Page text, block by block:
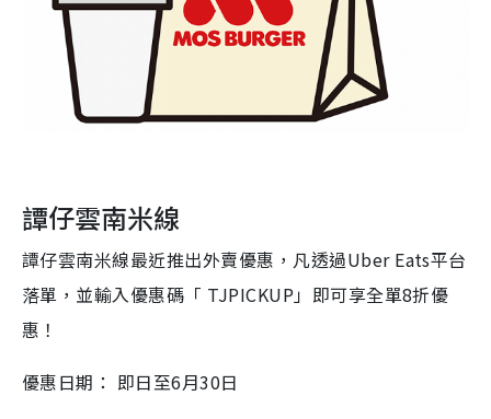
譚仔雲南米線
譚仔雲南米線最近推出外賣優惠，凡透過Uber Eats平台
落單，並輸入優惠碼「 TJPICKUP」即可享全單8️折優
惠！
優惠日期： 即日至6月30日